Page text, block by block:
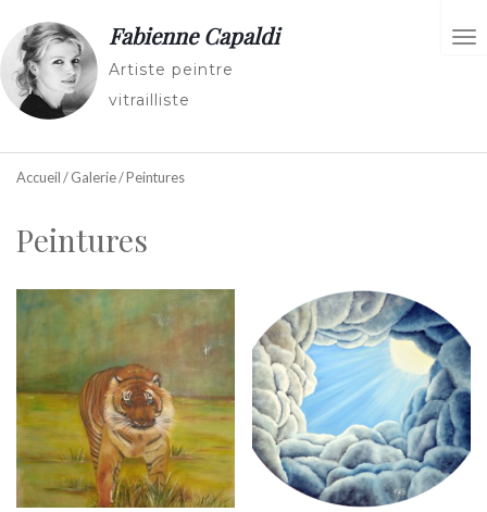
Fabienne Capaldi
Artiste peintre
vitrailliste
Accueil/Galerie/ Peintures
Peintures